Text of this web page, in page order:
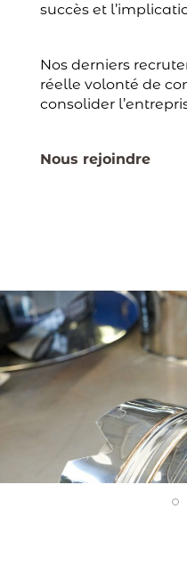
succès et
Nos derniers
réelle volonté de
consolider
Nous rejoindre